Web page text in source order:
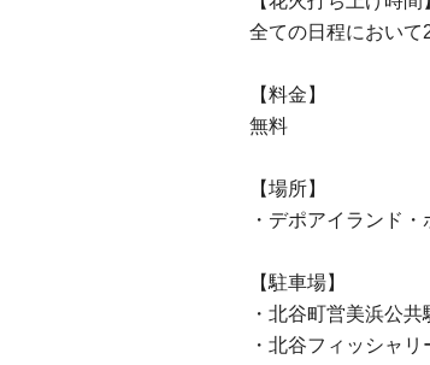
全ての日程において
【料金】
無料
【場所】
・デポアイランド
【駐車場】
・北谷町営美浜公
・北谷フィッシャ